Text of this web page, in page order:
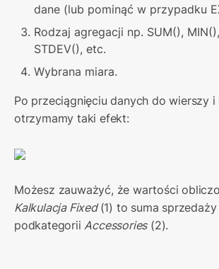
dane (lub pominąć w przypadku
Rodzaj agregacji np. SUM(),
STDEV(), etc.
Wybrana miara.
Po przeciągnięciu danych do wierszy i
otrzymamy taki efekt:
Kalkulacja Fixed (1) to suma sprzedaży
podkategorii Accessories (2).